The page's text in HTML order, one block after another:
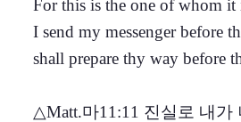
For this is the one of whom
I send my messenger before
shall prepare thy way before
△Matt.마11:11 진실로 내가